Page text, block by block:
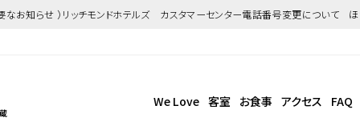
なお知らせ ）リッチモンドホテルズ カスタマーセンター電話番号変更について
We Love 客室 お食事 アクセス FAQ